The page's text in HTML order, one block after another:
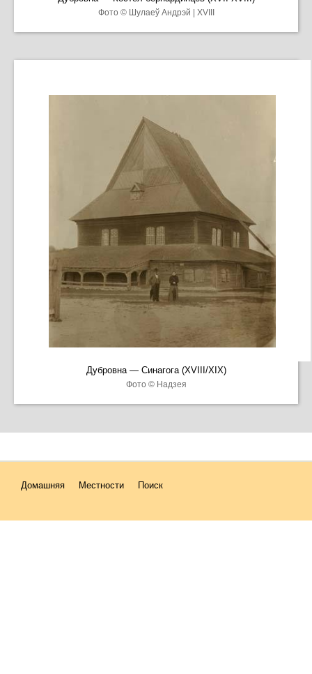
Фото © Шулаеў Андрэй | XVIII
Дубровна — Синагога (XVIII/XIX)
Фото © Надзея
Домашняя Местности Поиск